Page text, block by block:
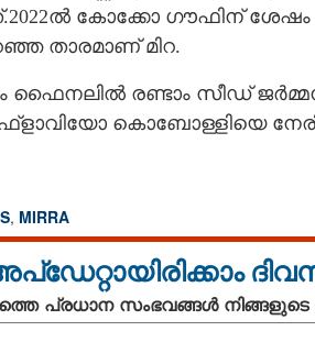
കോക്കോ ഗൗഫിന്
താരമാണ് മിറ.
ഫൈനലിൽ രണ്ടാം സീഡ്
ഫ്ളാവിയോ കൊബോള്ളിയെ
, MIRRA
പ്രധാന സംഭവങ്ങൾ